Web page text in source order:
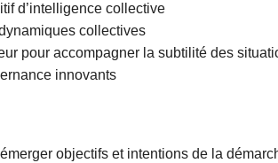
d’intelligence collective
collectives
pour accompagner la subtilité des
innovants
objectifs et intentions de la